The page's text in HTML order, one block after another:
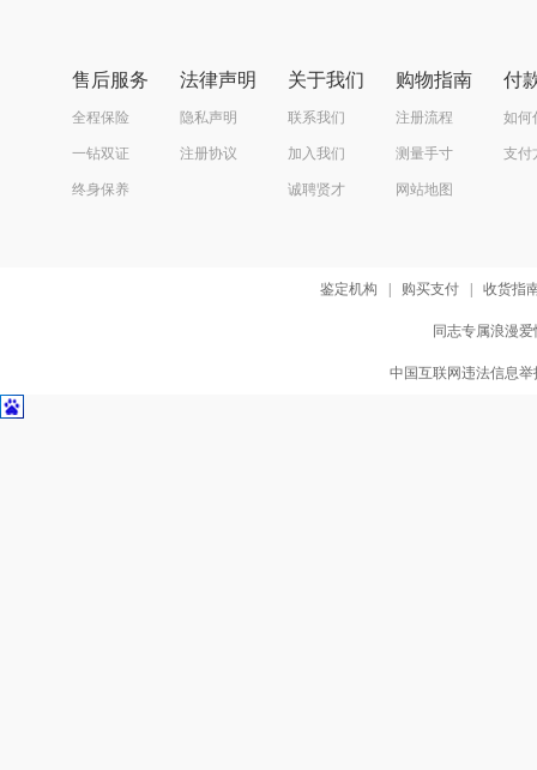
售后服务
全程保险
一钻双证
终身保养
法律声明
隐私声明
注册协议
关于我们
联系我们
加入我们
诚聘贤才
购物指南
注册流程
测量手寸
网站地图
付
如何
支付
鉴定机构 购买支付 收货指
同志专属浪漫
中国互联网违法信息